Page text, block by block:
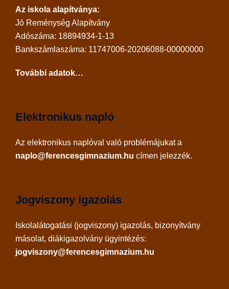
Az iskola alapítványa:
Jó Reménység Alapítvány
Adószáma: 18894934-1-13
Bankszámlaszáma: 11747006-20206088-00000000
További adatok…
Elektronikus napló
Az elektronikus naplóval való problémájukat a
naplo@ferencesgimnazium.hu címen jelezzék.
Jogviszony igazolás
Iskolalátogatási (jogviszony) igazolás, bizonyítvány
másolat, diákigazolvány ügyintézés:
jogviszony@ferencesgimnazium.hu